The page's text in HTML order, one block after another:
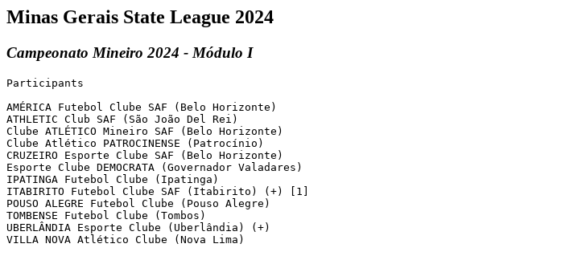
Minas Gerais State League 2024
Campeonato Mineiro 2024 - Módulo I
Participants
AMÉRICA Futebol Clube SAF (Belo Horizonte)
ATHLETIC Club SAF (São João Del Rei)
Clube ATLÉTICO Mineiro SAF (Belo Horizonte)
Clube Atlético PATROCINENSE (Patrocínio)
CRUZEIRO Esporte Clube SAF (Belo Horizonte)
Esporte Clube DEMOCRATA (Governador Valadares)
IPATINGA Futebol Clube (Ipatinga)
ITABIRITO Futebol Clube SAF (Itabirito) (+) [1]
POUSO ALEGRE Futebol Clube (Pouso Alegre)
TOMBENSE Futebol Clube (Tombos)
UBERLÂNDIA Esporte Clube (Uberlândia) (+)
VILLA NOVA Atlético Clube (Nova Lima)